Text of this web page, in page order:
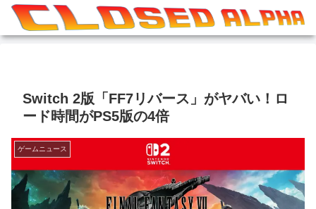
Switch 2版「FF7リバース」がヤバい！ロ
ード時間がPS5版の4倍
ゲームニュース